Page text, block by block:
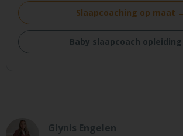
Slaapcoaching op maat
Baby slaapcoach
Glynis Engelen